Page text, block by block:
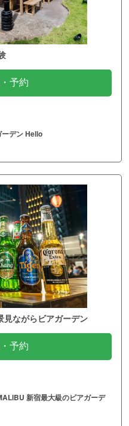
予約
デン Hello
見ながらビアガーデン
予約
新宿最大級のビアガーデ